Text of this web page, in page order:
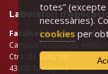
Laboratori
Facultat de Ciències de
Campus Sescelades, edifici
Ctra. de Valls, s/n
43007 Tarragona
totes” (excepte
necessàries).
cookies per